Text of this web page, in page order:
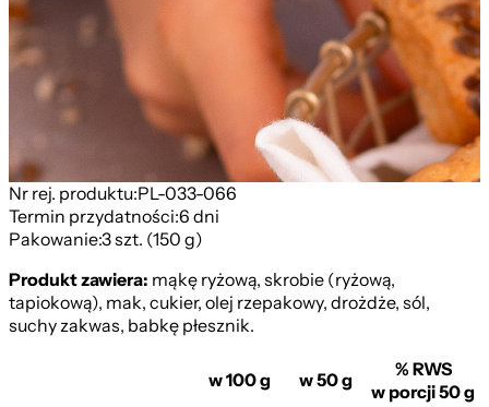
Nr rej. produktu:PL-033-066
Termin przydatności:6 dni
Pakowanie:3 szt. (150 g)
Produkt zawiera: mąkę ryżową, skrobie (ryżową,
tapiokową), mak, cukier, olej rzepakowy, drożdże, sól,
suchy zakwas, babkę płesznik.
w 100 g w 50 g
% RWS
w porcji 50 g